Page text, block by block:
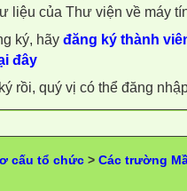
liệu của Thư viện về máy
ký, hãy đăng ký thành
đây
rồi, quý vị có thể đăng
cấu tổ chức > Các trường